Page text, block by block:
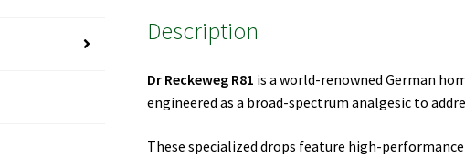
Description
Dr Reckeweg R81 is a world-renowned German
engineered as a broad-spectrum analgesic to
These specialized drops feature high-